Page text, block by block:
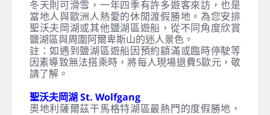
梅爾克 Melk
坐落在瓦豪河谷起點的梅爾克，位於多瑙河畔的
山上高處。修道院在18世紀時改建成為現在的巴
洛克式風格建築。耀眼的鵝黃色外牆，宏偉的建
築盤踞在山頭上，令人讚嘆，不愧為巴洛克建築
的典範！修道院內有著精美的壁畫、與無數的中
世紀手稿，因其名望和學術價值，避開了拿破侖
谷的美景，絕對不枉此行。